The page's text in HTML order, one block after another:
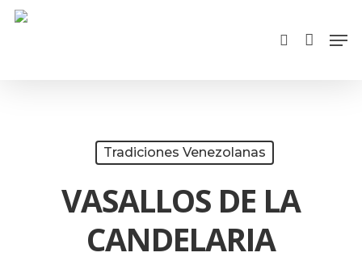
Skip
search
Tradiciones Venezolanas
VASALLOS DE LA
CANDELARIA